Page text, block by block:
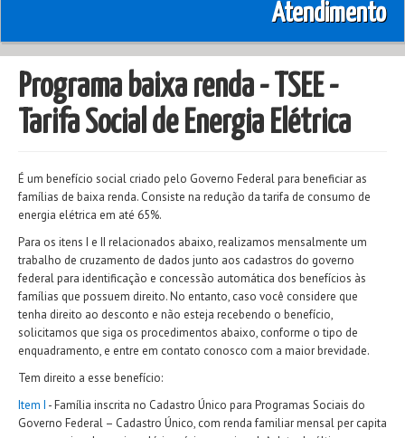
Atendimento
Programa baixa renda - TSEE -
Tarifa Social de Energia Elétrica
É um benefício social criado pelo Governo Federal para beneficiar as
famílias de baixa renda. Consiste na redução da tarifa de consumo de
energia elétrica em até 65%.
Para os itens I e II relacionados abaixo, realizamos mensalmente um
trabalho de cruzamento de dados junto aos cadastros do governo
federal para identificação e concessão automática dos benefícios às
famílias que possuem direito. No entanto, caso você considere que
tenha direito ao desconto e não esteja recebendo o benefício,
solicitamos que siga os procedimentos abaixo, conforme o tipo de
enquadramento, e entre em contato conosco com a maior brevidade.
Tem direito a esse benefício:
Item I - Família inscrita no Cadastro Único para Programas Sociais do
Governo Federal – Cadastro Único, com renda familiar mensal per capita